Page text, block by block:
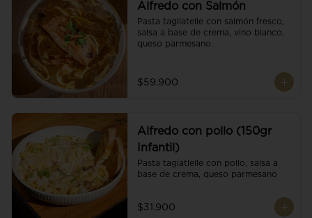
Alfredo con Salmón
Pasta tagliatelle con salmón fresco,
salsa a base de crema, vino blanco,
queso parmesano.
$59.900
Alfredo con pollo (150gr
Infantil)
Pasta tagiatlelle con pollo, salsa a
base de crema, queso parmesano
$31.900